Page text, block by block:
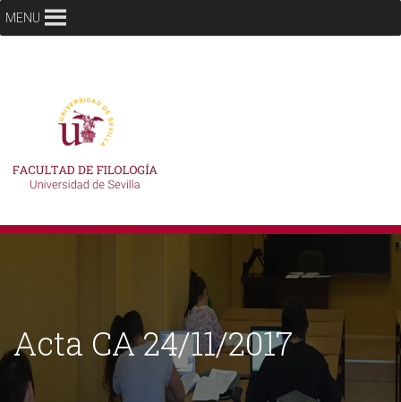
MENU
Acta CA 24/11/2017